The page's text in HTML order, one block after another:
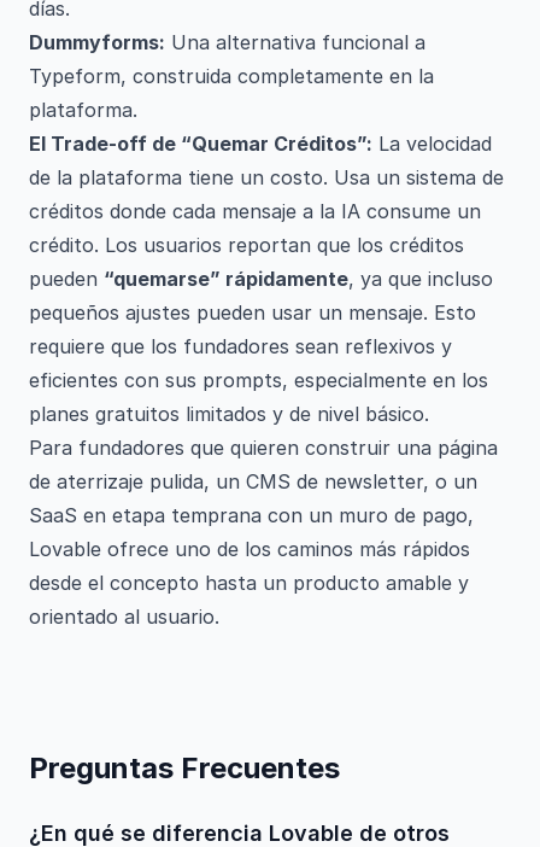
días.
Dummyforms: Una alternativa funcional a
Typeform, construida completamente en la
plataforma.
El Trade-off de “Quemar Créditos”: La velocidad
de la plataforma tiene un costo. Usa un sistema de
créditos donde cada mensaje a la IA consume un
crédito. Los usuarios reportan que los créditos
pueden “quemarse” rápidamente, ya que incluso
pequeños ajustes pueden usar un mensaje. Esto
requiere que los fundadores sean reflexivos y
eficientes con sus prompts, especialmente en los
planes gratuitos limitados y de nivel básico.
Para fundadores que quieren construir una página
de aterrizaje pulida, un CMS de newsletter, o un
SaaS en etapa temprana con un muro de pago,
Lovable ofrece uno de los caminos más rápidos
desde el concepto hasta un producto amable y
orientado al usuario.
Preguntas Frecuentes
¿En qué se diferencia Lovable de otros